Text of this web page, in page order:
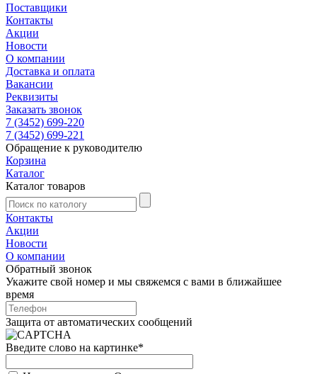
Поставщики
Контакты
Акции
Новости
О компании
Доставка и оплата
Вакансии
Реквизиты
Заказать звонок
7 (3452) 699-220
7 (3452) 699-221
Обращение к руководителю
Корзина
Каталог
Каталог товаров
Контакты
Акции
Новости
О компании
Обратный звонок
Укажите свой номер и мы свяжемся с вами в ближайшее
время
Защита от автоматических сообщений
Введите слово на картинке*